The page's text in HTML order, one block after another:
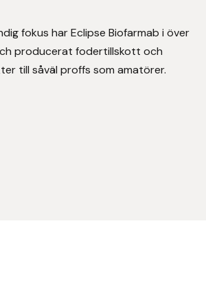
fokus har Eclipse Biofarmab i över
producerat fodertillskott och
till såväl proffs som amatörer.
västar mm